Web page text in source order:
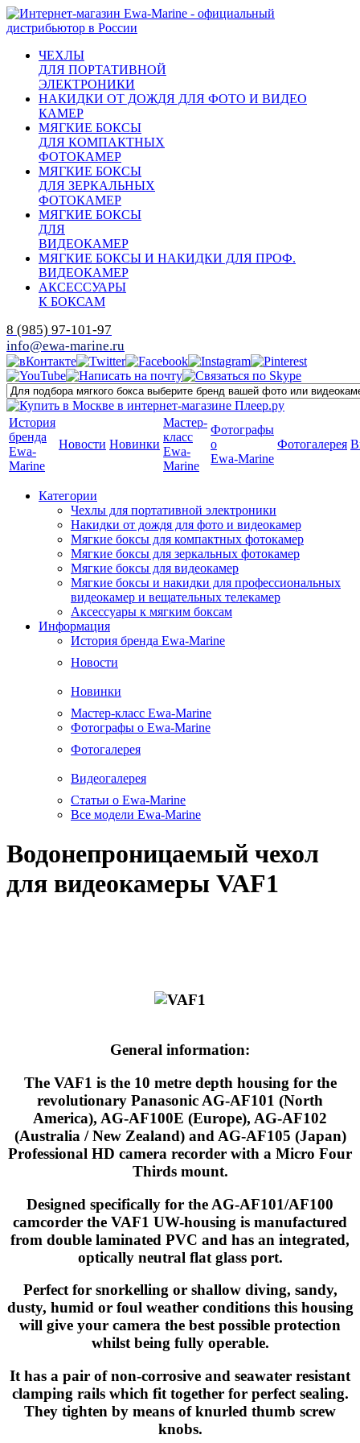
ЧЕХЛЫ
ДЛЯ ПОРТАТИВНОЙ
ЭЛЕКТРОНИКИ
НАКИДКИ ОТ ДОЖДЯ ДЛЯ ФОТО И ВИДЕО
КАМЕР
МЯГКИЕ БОКСЫ
ДЛЯ КОМПАКТНЫХ
ФОТОКАМЕР
МЯГКИЕ БОКСЫ
ДЛЯ ЗЕРКАЛЬНЫХ
ФОТОКАМЕР
МЯГКИЕ БОКСЫ
ДЛЯ
ВИДЕОКАМЕР
МЯГКИЕ БОКСЫ И НАКИДКИ ДЛЯ ПРОФ.
ВИДЕОКАМЕР
АКСЕССУАРЫ
К БОКСАМ
8 (985) 97-101-97
info@ewa-marine.ru
История
бренда
Ewa-
Marine
Новости Новинки
Мастер-
класс
Ewa-
Marine
Фотографы
о
Ewa-Marine
Фотогалерея
Категории
Чехлы для портативной электроники
Накидки от дождя для фото и видеокамер
Мягкие боксы для компактных фотокамер
Мягкие боксы для зеркальных фотокамер
Мягкие боксы для видеокамер
Мягкие боксы и накидки для профессиональных
видеокамер и вещательных телекамер
Аксессуары к мягким боксам
Информация
История бренда Ewa-Marine
Новости
Новинки
Мастер-класс Ewa-Marine
Фотографы о Ewa-Marine
Фотогалерея
Видеогалерея
Статьи о Ewa-Marine
Все модели Ewa-Marine
Водонепроницаемый чехол
для видеокамеры VAF1
General information:
The VAF1 is the 10 metre depth housing for the
revolutionary Panasonic AG-AF101 (North
America), AG-AF100E (Europe), AG-AF102
(Australia / New Zealand) and AG-AF105 (Japan)
Professional HD camera recorder with a Micro Four
Thirds mount.
Designed specifically for the AG-AF101/AF100
camcorder the VAF1 UW-housing is manufactured
from double laminated PVC and has an integrated,
optically neutral flat glass port.
Perfect for snorkelling or shallow diving, sandy,
dusty, humid or foul weather conditions this housing
will give your camera the best possible protection
whilst being fully operable.
It has a pair of non-corrosive and seawater resistant
clamping rails which fit together for perfect sealing.
They tighten by means of knurled thumb screw
knobs.